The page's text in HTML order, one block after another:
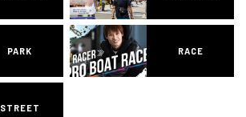
PARK RACE
STREET